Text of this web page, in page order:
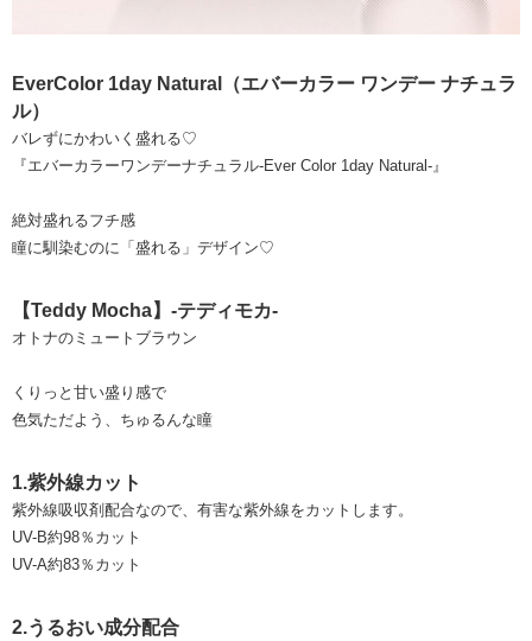
EverColor 1day Natural（エバーカラー ワンデー ナチュラ
ル）
バレずにかわいく盛れる♡
『エバーカラーワンデーナチュラル-Ever Color 1day Natural-』
絶対盛れるフチ感
瞳に馴染むのに「盛れる」デザイン♡
【Teddy Mocha】-テディモカ-
オトナのミュートブラウン
くりっと甘い盛り感で
色気ただよう、ちゅるんな瞳
1.紫外線カット
紫外線吸収剤配合なので、有害な紫外線をカットします。
UV-B約98％カット
UV-A約83％カット
2.うるおい成分配合